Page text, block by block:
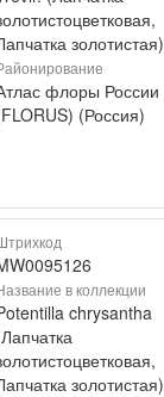
золотистая)
флоры России
(Россия)
в коллекции
chrysantha
золотистая)